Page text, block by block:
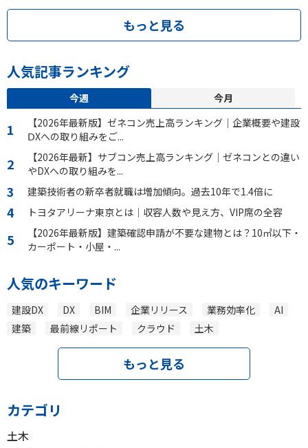
もっと見る
人気記事ランキング
今週
今月
【2026年最新版】ゼネコン売上高ランキング｜企業概要や建設
ⅮXへの取り組みをご...
【2026年最新】サブコン売上高ランキング｜ゼネコンとの違い
やDXへの取り組みを...
建築技術者の新卒者就職は増加傾向。過去10年で1.4倍に
トヨタアリーナ東京とは｜収容人数や見え方、VIP席の全容
【2026年最新版】建築確認申請が不要な建物とは？10㎡以下・
カーポート・小屋・...
人気のキーワード
建設DX DX BIM 企業リリース 業務効率化
AI
建築
最前線リポート クラウド 土木
もっと見る
カテゴリ
土木